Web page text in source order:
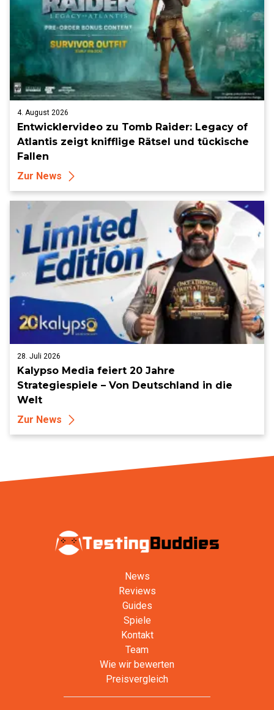
4. August 2026
Entwicklervideo zu Tomb Raider: Legacy of
Atlantis zeigt knifflige Rätsel und tückische
Fallen
Zur News
28. Juli 2026
Kalypso Media feiert 20 Jahre
Strategiespiele – Von Deutschland in die
Welt
Zur News
News
Reviews
Guides
Spiele
Kontakt
Team
Wie wir bewerten
Preisvergleich